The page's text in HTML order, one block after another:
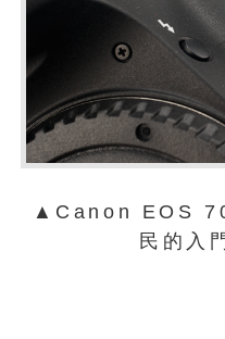
▲Canon EOS
民的入